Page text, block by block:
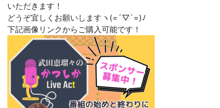
いただきます！
どうぞ宜しくお願いしますヽ(=´▽`=)ﾉ
下記画像リンクからご購入可能です！